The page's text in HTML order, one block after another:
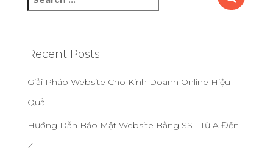
e
c
r
Recent Posts
Giải Pháp Website Cho Kinh Doanh Online Hiệu
Quả
Hướng Dẫn Bảo Mật Website Bằng SSL Từ A Đến
Z